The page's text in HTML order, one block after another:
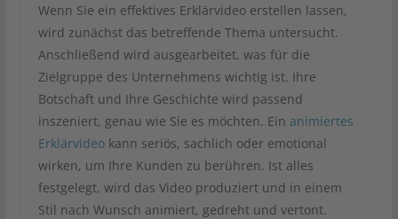
Wenn Sie ein effektives Erklärvideo erstellen lassen,
wird zunächst das betreffende Thema untersucht.
Anschließend wird ausgearbeitet, was für die
Zielgruppe des Unternehmens wichtig ist. Ihre
Botschaft und Ihre Geschichte wird passend
inszeniert, genau wie Sie es möchten. Ein animiertes
Erklärvideokann seriös, sachlich oder emotional
wirken, um Ihre Kunden zu berühren. Ist alles
festgelegt, wird das Video produziert und in einem
Stil nach Wunsch animiert, gedreht und vertont.